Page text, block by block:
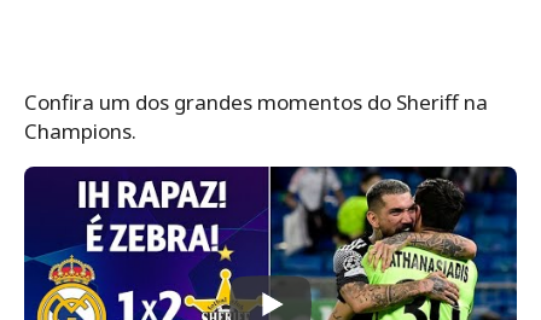
Confira um dos grandes momentos do Sheriff na
Champions.